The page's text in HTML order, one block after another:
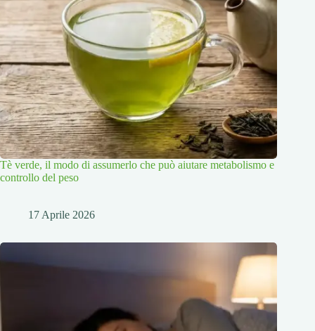
Tè verde, il modo di assumerlo che può aiutare metabolismo e
controllo del peso
17 Aprile 2026